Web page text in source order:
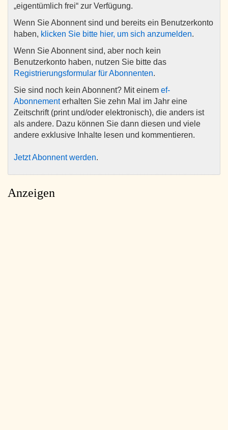
„eigentümlich frei“ zur Verfügung.
Wenn Sie Abonnent sind und bereits ein Benutzerkonto
haben, klicken Sie bitte hier, um sich anzumelden.
Wenn Sie Abonnent sind, aber noch kein
Benutzerkonto haben, nutzen Sie bitte das
Registrierungsformular für Abonnenten.
Sie sind noch kein Abonnent? Mit einem ef-
Abonnementerhalten Sie zehn Mal im Jahr eine
Zeitschrift (print und/oder elektronisch), die anders ist
als andere. Dazu können Sie dann diesen und viele
andere exklusive Inhalte lesen und kommentieren.
Jetzt Abonnent werden.
Anzeigen